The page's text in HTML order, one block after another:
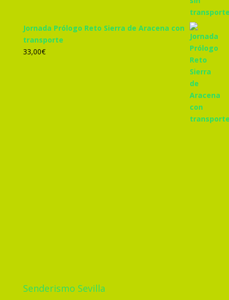
Jornada Prólogo Reto Sierra de Aracena con
transporte
33,00€
Senderismo Sevilla